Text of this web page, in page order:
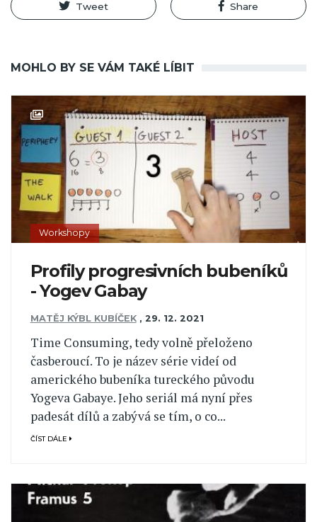
Tweet Share
MOHLO BY SE VÁM TAKÉ LÍBIT
Workshopy
Profily progresivních bubeníků
- Yogev Gabay
MATĚJ KÝBL KUBÍČEK , 29. 12. 2021
Time Consuming, tedy volně přeloženo
časberoucí. To je název série videí od
amerického bubeníka tureckého původu
Yogeva Gabaye. Jeho seriál má nyní přes
padesát dílů a zabývá se tím, o co...
ČÍST DÁLE